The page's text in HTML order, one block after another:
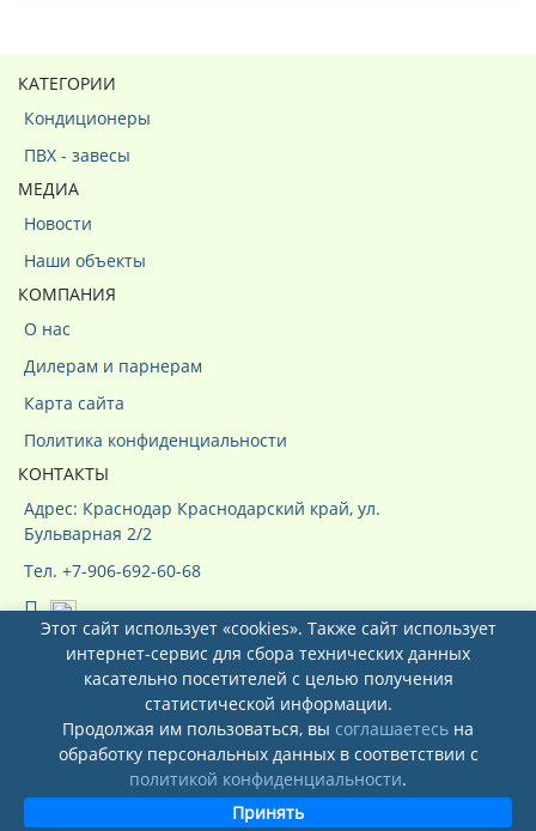
КАТЕГОРИИ
Кондиционеры
ПВХ - завесы
МЕДИА
Новости
Наши объекты
КОМПАНИЯ
О нас
Дилерам и парнерам
Карта сайта
Политика конфиденциальности
КОНТАКТЫ
Адрес: Краснодар Краснодарский край, ул.
Бульварная 2/2
Тел. +7-906-692-60-68
Системы кондиционирования ООО
"КурсКлимат"© 2026
Этот сайт использует «cookies». Также сайт использует
интернет-сервис для сбора технических данных
касательно посетителей с целью получения
статистической информации.
Продолжая им пользоваться, вы соглашаетесь на
обработку персональных данных в соответствии с
политикой конфиденциальности.
Принять